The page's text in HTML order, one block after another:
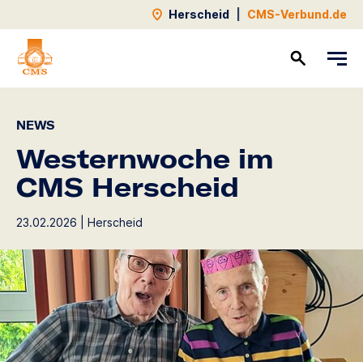
Herscheid CMS-Verbund.de
NEWS
Westernwoche im
CMS Herscheid
23.02.2026 | Herscheid